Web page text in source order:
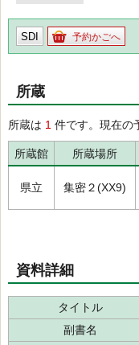
SDI 予約かごへ
所蔵
所蔵は 1 件です。現在の
所蔵館 所蔵場所
県立 集密２(XX9)
資料詳細
タイトル
副書名